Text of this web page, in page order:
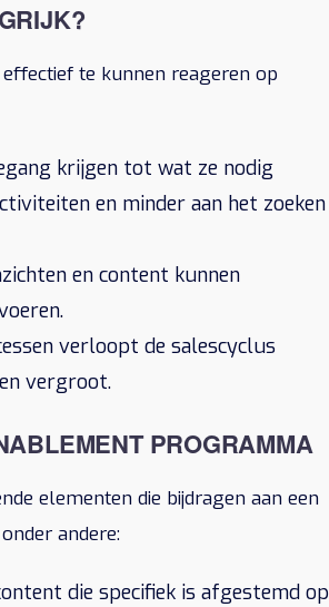
te kunnen reageren op
krijgen tot wat ze nodig
en minder aan het zoeken
en content kunnen
verloopt de salescyclus
vergroot.
PROGRAMMA
elementen die bijdragen aan een
andere:
die specifiek is afgestemd op